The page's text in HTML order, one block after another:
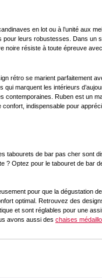
en lot ou à l’unité aux
pour leurs robustesses. Dans
noire résiste à toute épreuve
rétro se marient parfaitement
qui marquent les intérieurs
contemporaines. Ruben est un
confort, indispensable pour
tabourets de bar pas cher sont
? Optez pour le tabouret de bar
pour que la dégustation
optimal. Retrouvez des
et sont réglables pour une
avons aussi des chaises